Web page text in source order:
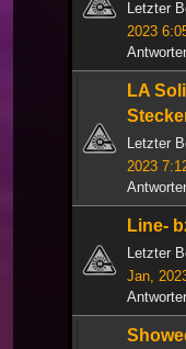
Letzter
2023
LA
Letzter
2023
Line-
Letzter
Jan,